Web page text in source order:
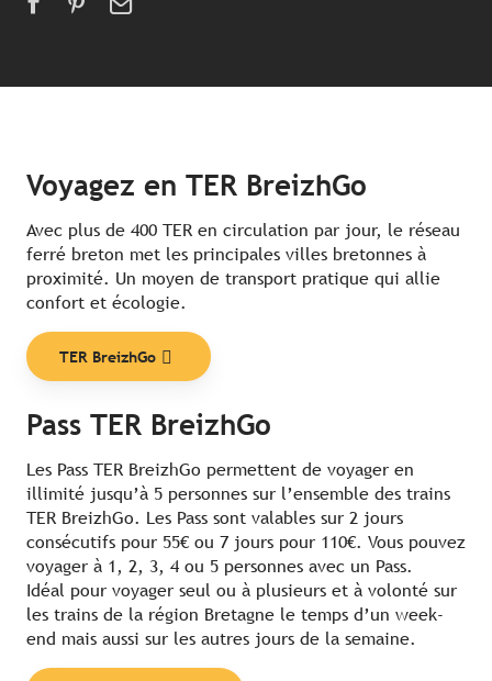
Voyagez en TER BreizhGo
Avec plus de 400 TER en circulation par jour, le réseau
ferré breton met les principales villes bretonnes à
proximité. Un moyen de transport pratique qui allie
confort et écologie.
TER BreizhGo
Pass TER BreizhGo
Les Pass TER BreizhGo permettent de voyager en
illimité jusqu’à 5 personnes sur l’ensemble des trains
TER BreizhGo. Les Pass sont valables sur 2 jours
consécutifs pour 55€ ou 7 jours pour 110€. Vous pouvez
voyager à 1, 2, 3, 4 ou 5 personnes avec un Pass.
Idéal pour voyager seul ou à plusieurs et à volonté sur
les trains de la région Bretagne le temps d’un week-
end mais aussi sur les autres jours de la semaine.